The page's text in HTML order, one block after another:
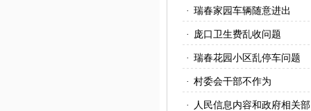
· 瑞春家园车辆随意进出
· 庞口卫生费乱收问题
· 瑞春花园小区乱停车问题
· 村委会干部不作为
· 人民信息内容和政府相关